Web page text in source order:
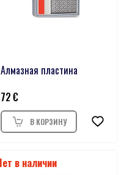
Алмазная пластина
72